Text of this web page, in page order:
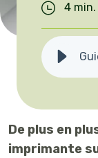
4
De plus en
imprimante